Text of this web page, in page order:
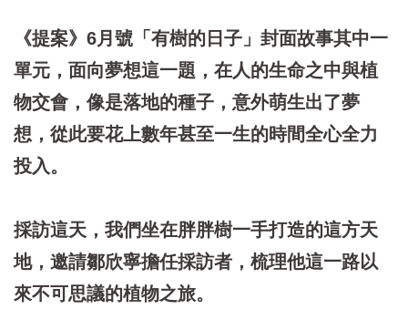
《提案》6月號「有樹的日子」封面故事其中一
單元，面向夢想這一題，在人的生命之中與植
物交會，像是落地的種子，意外萌生出了夢
想，從此要花上數年甚至一生的時間全心全力
投入。
採訪這天，我們坐在胖胖樹一手打造的這方天
地，邀請鄒欣寧擔任採訪者，梳理他這一路以
來不可思議的植物之旅。